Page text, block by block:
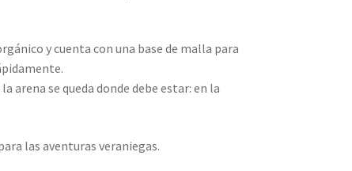
y cuenta con una base de malla para
arena se queda donde debe estar: en la
las aventuras veraniegas.